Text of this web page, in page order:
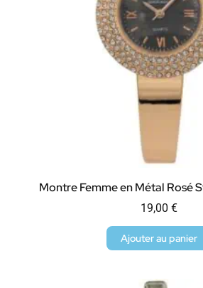
Montre Femme en Métal Rosé
19,00 €
Ajouter au panier